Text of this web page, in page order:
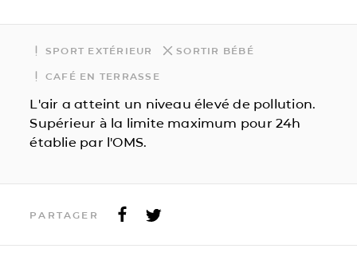
SPORT EXTÉRIEUR SORTIR BÉBÉ
CAFÉ EN TERRASSE
L'air a atteint un niveau élevé de pollution.
Supérieur à la limite maximum pour 24h
établie par l'OMS.
PARTAGER